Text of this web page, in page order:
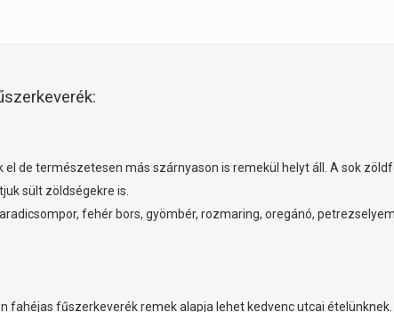
de természetesen más szárnyason is remekül helyt áll. A sok
sült zöldségekre is.
fehér bors, gyömbér, rozmaring, oregánó,
fahéjas fűszerkeverék remek alapja lehet kedvenc utcai